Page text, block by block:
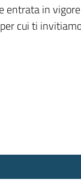
entrata in
cui ti